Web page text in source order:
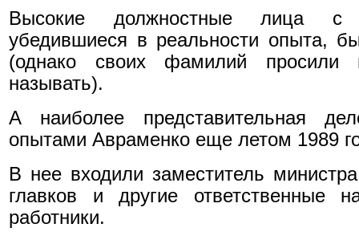
Высокие должностные лица с
убедившиеся в реальности опыта,
(однако своих фамилий
называть).
А наиболее представительная
опытами Авраменко еще летом 1989
В нее входили заместитель
главков и другие ответственные
работники.